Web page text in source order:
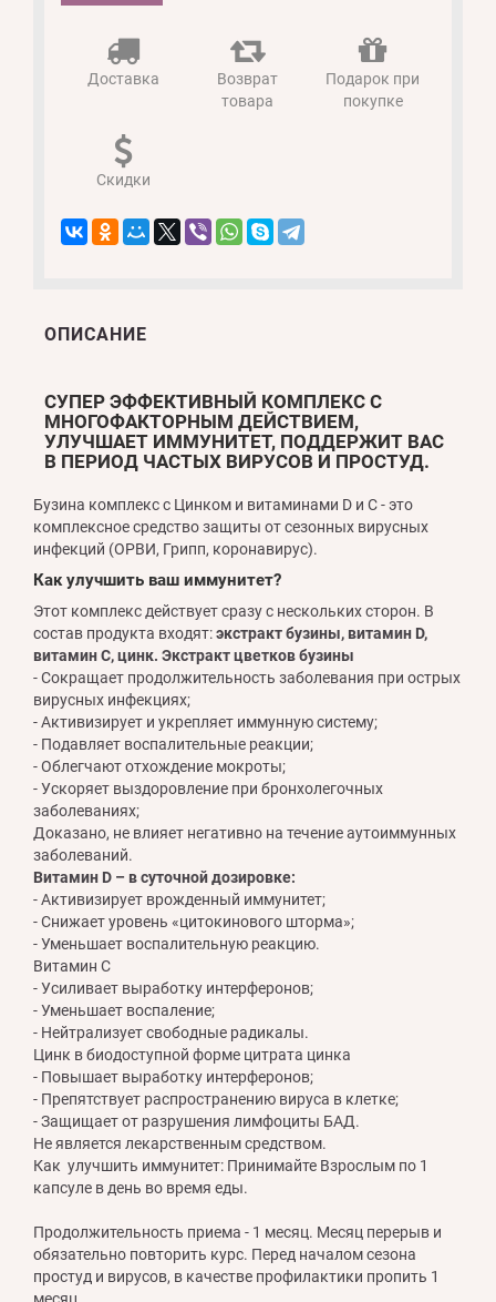
Доставка
Возврат
товара
Подарок при
покупке
Скидки
ОПИСАНИЕ
СУПЕР ЭФФЕКТИВНЫЙ КОМПЛЕКС С
МНОГОФАКТОРНЫМ ДЕЙСТВИЕМ,
УЛУЧШАЕТ ИММУНИТЕТ, ПОДДЕРЖИТ ВАС
В ПЕРИОД ЧАСТЫХ ВИРУСОВ И ПРОСТУД.
Бузина комплекс с Цинком и витаминами D и С - это
комплексное средство защиты от сезонных вирусных
инфекций (ОРВИ, Грипп, коронавирус).
Как улучшить ваш иммунитет?
Этот комплекс действует сразу с нескольких сторон. В
состав продукта входят:экстракт бузины, витамин D,
витамин С, цинк. Экстракт цветков бузины
- Сокращает продолжительность заболевания при острых
вирусных инфекциях;
- Активизирует и укрепляет иммунную систему;
- Подавляет воспалительные реакции;
- Облегчают отхождение мокроты;
- Ускоряет выздоровление при бронхолегочных
заболеваниях;
Доказано, не влияет негативно на течение аутоиммунных
заболеваний.
Витамин D – в суточной дозировке:
- Активизирует врожденный иммунитет;
- Снижает уровень «цитокинового шторма»;
- Уменьшает воспалительную реакцию.
Витамин С
- Усиливает выработку интерферонов;
- Уменьшает воспаление;
- Нейтрализует свободные радикалы.
Цинк в биодоступной форме цитрата цинка
- Повышает выработку интерферонов;
- Препятствует распространению вируса в клетке;
- Защищает от разрушения лимфоциты БАД.
Не является лекарственным средством.
Как улучшить иммунитет: Принимайте Взрослым по 1
капсуле в день во время еды.
Продолжительность приема - 1 месяц. Месяц перерыв и
обязательно повторить курс. Перед началом сезона
простуд и вирусов, в качестве профилактики пропить 1